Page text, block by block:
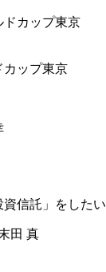
カップ東京
信託」をしたい